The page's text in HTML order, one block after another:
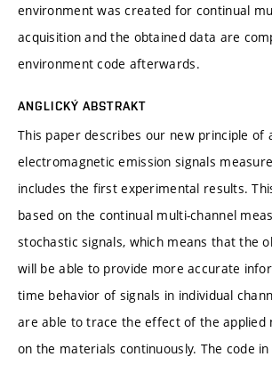
environment was created for continual
acquisition and the obtained data are
environment code afterwards.
ANGLICKÝ ABSTRAKT
This paper describes our new principle of
electromagnetic emission signals
includes the first experimental results.
based on the continual multi-channel
stochastic signals, which means that the
will be able to provide more accurate
time behavior of signals in individual
are able to trace the effect of the applied
on the materials continuously. The code in